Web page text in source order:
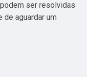
ser resolvidas
aguardar um